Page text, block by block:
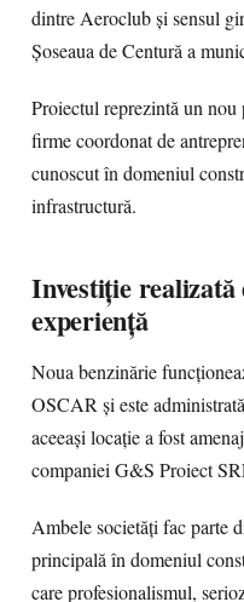
dintre Aeroclub și sensul
Șoseaua de Centură a
Proiectul reprezintă un
firme coordonat de
cunoscut în domeniul
infrastructură.
Investiție
experiență
Noua benzinărie
OSCAR și este
aceeași locație a fost
companiei G&S Proiect
Ambele societăți fac parte
principală în domeniul
care profesionalismul,